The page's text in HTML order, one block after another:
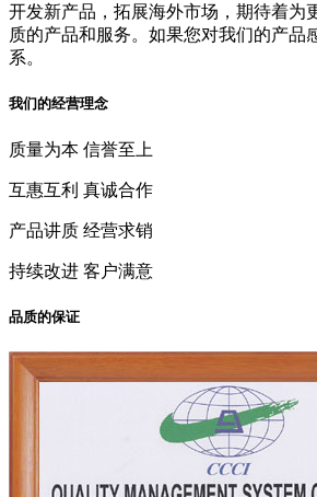
开发新产品，拓展海外市场，期待着为
质的产品和服务。如果您对我们的产品
系。
我们的经营理念
质量为本 信誉至上
互惠互利 真诚合作
产品讲质 经营求销
持续改进 客户满意
品质的保证